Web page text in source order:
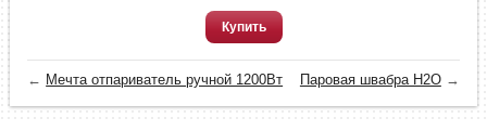
Купить
← Мечта отпариватель ручной 1200Вт Паровая швабра H2O→